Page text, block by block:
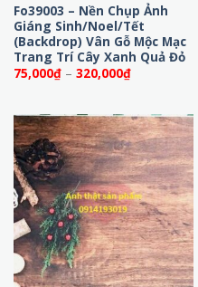
Fo39003 – Nền Chụp Ảnh
Giáng Sinh/Noel/Tết
(Backdrop) Vân Gỗ Mộc Mạc
Trang Trí Cây Xanh Quả Đỏ
75,000₫ – 320,000₫Khoảng
giá:
đến
320,000₫